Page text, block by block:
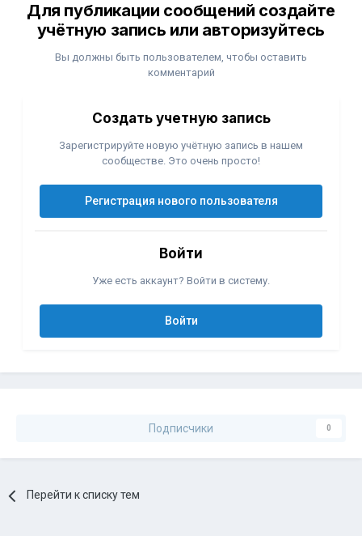
Для публикации сообщений создайте
учётную запись или авторизуйтесь
Вы должны быть пользователем, чтобы оставить
комментарий
Создать учетную запись
Зарегистрируйте новую учётную запись в нашем
сообществе. Это очень просто!
Регистрация нового пользователя
Войти
Уже есть аккаунт? Войти в систему.
Войти
Подписчики 0
Перейти к списку тем